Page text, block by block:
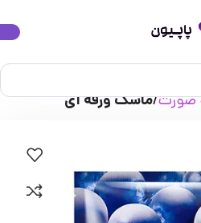
صورت ماسک ورقه ای